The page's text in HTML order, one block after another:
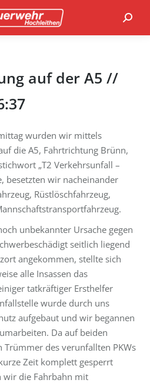
auf der A5 //
wurden wir mittels
die A5, Fahrtrichtung Brünn,
„T2 Verkehrsunfall –
besetzten wir nacheinander
Rüstlöschfahrzeug,
unbekannter Ursache gegen
seitlich liegend
angekommen, stellte sich
alle Insassen das
tatkräftiger Ersthelfer
wurde durch uns
aufgebaut und wir begannen
Da auf beiden
Trümmer des verunfallten PKWs
Zeit komplett gesperrt
wir die Fahrbahn mit